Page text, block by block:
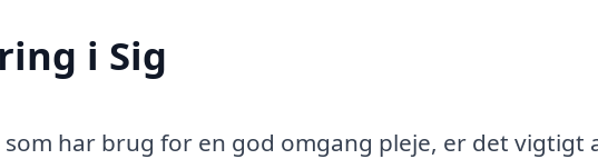
i Sig
har brug for en god omgang pleje, er det vigtigt